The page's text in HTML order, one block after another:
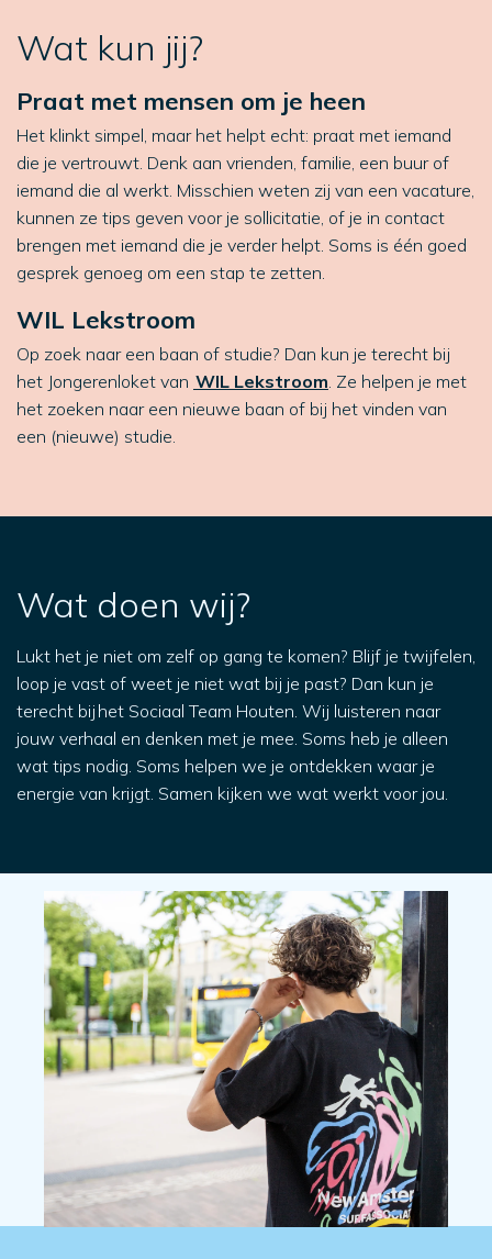
Wat kun jij?
Praat met mensen om je heen
Het klinkt simpel, maar het helpt echt: praat met iemand
die je vertrouwt. Denk aan vrienden, familie, een buur of
iemand die al werkt. Misschien weten zij van een vacature,
kunnen ze tips geven voor je sollicitatie, of je in contact
brengen met iemand die je verder helpt. Soms is één goed
gesprek genoeg om een stap te zetten.
WIL Lekstroom
Op zoek naar een baan of studie? Dan kun je terecht bij
het Jongerenloket van WIL Lekstroom. Ze helpen je met
het zoeken naar een nieuwe baan of bij het vinden van
een (nieuwe) studie.
Wat doen wij?
Lukt het je niet om zelf op gang te komen? Blijf je twijfelen,
loop je vast of weet je niet wat bij je past? Dan kun je
terecht bij het Sociaal Team Houten. Wij luisteren naar
jouw verhaal en denken met je mee. Soms heb je alleen
wat tips nodig. Soms helpen we je ontdekken waar je
energie van krijgt. Samen kijken we wat werkt voor jou.